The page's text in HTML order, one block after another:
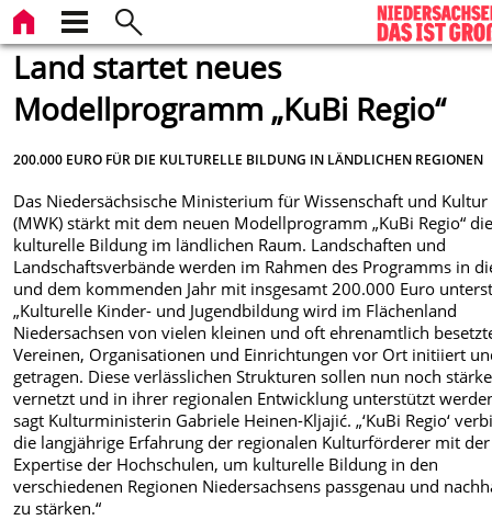
Land startet neues
Modellprogramm „KuBi Regio“
200.000 EURO FÜR DIE KULTURELLE BILDUNG IN LÄNDLICHEN REGIONEN
Das Niedersächsische Ministerium für Wissenschaft und Kultur
(MWK) stärkt mit dem neuen Modellprogramm „KuBi Regio“
kulturelle Bildung im ländlichen Raum. Landschaften und
Landschaftsverbände werden im Rahmen des Programms in
und dem kommenden Jahr mit insgesamt 200.000 Euro
„Kulturelle Kinder- und Jugendbildung wird im Flächenland
Niedersachsen von vielen kleinen und oft ehrenamtlich
Vereinen, Organisationen und Einrichtungen vor Ort initiiert
getragen. Diese verlässlichen Strukturen sollen nun noch
vernetzt und in ihrer regionalen Entwicklung unterstützt
sagt Kulturministerin Gabriele Heinen-Kljajić. „‘KuBi Regio‘
die langjährige Erfahrung der regionalen Kulturförderer mit der
Expertise der Hochschulen, um kulturelle Bildung in den
verschiedenen Regionen Niedersachsens passgenau und
zu stärken.“